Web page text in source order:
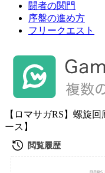
闘者の関門
序盤の進め方
フリークエスト
【ロマサガRS】螺旋
ース】